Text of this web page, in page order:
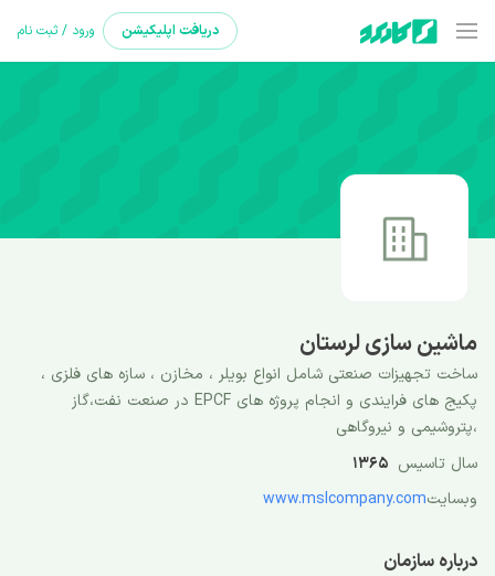
دریافت اپلیکیشن ورود / ثبت نام
ماشین سازی لرستان
ساخت تجهیزات صنعتی شامل انواع بویلر ، مخازن ، سازه های فلزی ،
پکیج های فرایندی و انجام پروژه های EPCF در صنعت نفت،گاز
،پتروشیمی و نیروگاهی
سال تاسیس 1365
وبسایتwww.mslcompany.com
درباره سازمان